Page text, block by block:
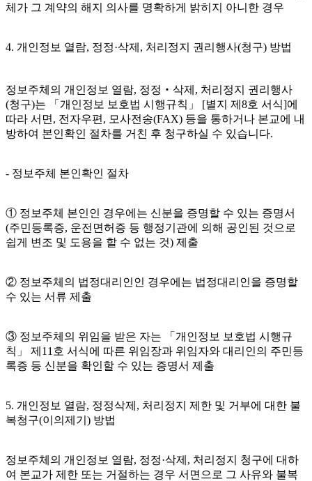
체가 그 계약의 해지 의사를 명확하게 밝히지 아니한 경우
4. 개인정보 열람, 정정·삭제, 처리정지 권리행사(청구) 방법
정보주체의 개인정보 열람, 정정‧삭제, 처리정지 권리행사
(청구)는 「개인정보 보호법 시행규칙」 [별지 제8호 서식]에
따라 서면, 전자우편, 모사전송(FAX) 등을 통하거나 본교에 내
방하여 본인확인 절차를 거친 후 청구하실 수 있습니다.
- 정보주체 본인확인 절차
① 정보주체 본인인 경우에는 신분을 증명할 수 있는 증명서
(주민등록증, 운전면허증 등 행정기관에 의해 공인된 것으로
쉽게 변조 및 도용을 할 수 없는 것) 제출
② 정보주체의 법정대리인인 경우에는 법정대리인을 증명할
수 있는 서류 제출
③ 정보주체의 위임을 받은 자는 「개인정보 보호법 시행규
칙」 제11호 서식에 따른 위임장과 위임자와 대리인의 주민등
록증 등 신분을 확인할 수 있는 증명서 제출
5. 개인정보 열람, 정정삭제, 처리정지 제한 및 거부에 대한 불
복청구(이의제기) 방법
정보주체의 개인정보 열람, 정정·삭제, 처리정지 청구에 대하
여 본교가 제한 또는 거절하는 경우 서면으로 그 사유와 불복